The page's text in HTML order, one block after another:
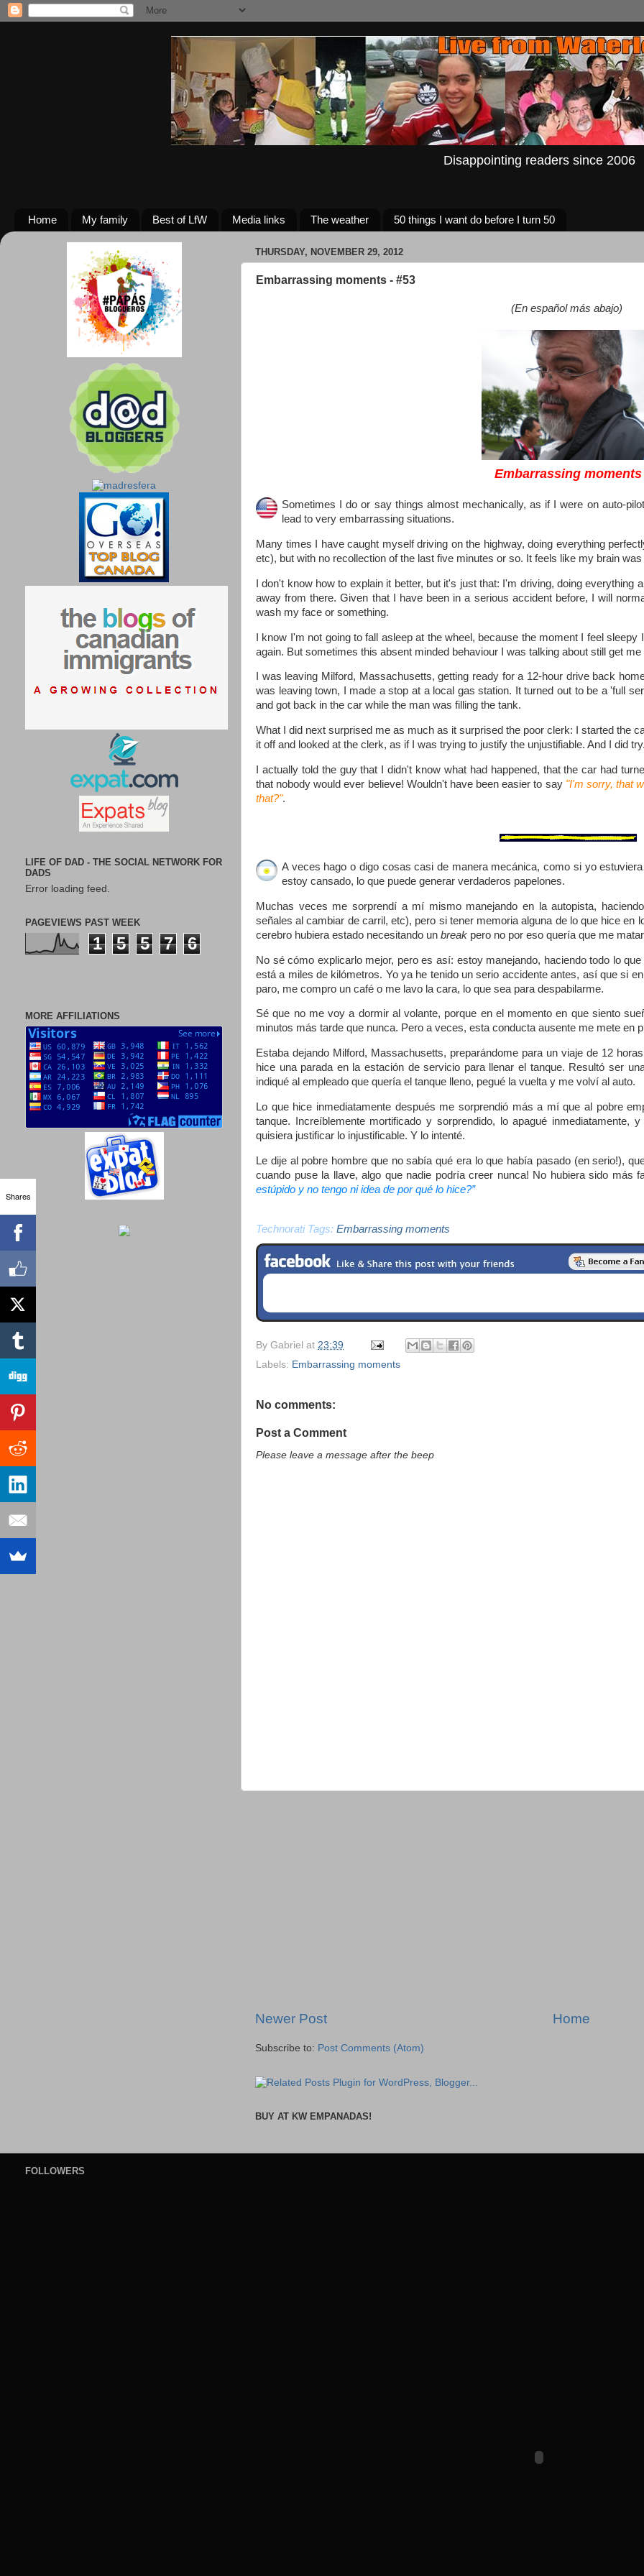
Disappointing readers since 2006
Home My family Best of LfW Media links The weather 50 things I want do before I turn 50
THURSDAY, NOVEMBER 29, 2012
Embarrassing moments - #53
(En español más abajo)
Embarrassing moments
Sometimes I do or say things almost mechanically, as if I were on auto-
lead to very embarrassing situations.
Many times I have caught myself driving on the highway, doing everything
etc), but with no recollection of the last five minutes or so. It feels like my brain
I don't know how to explain it better, but it's just that: I'm driving, doing
away from there. Given that I have been in a serious accident before, I will
wash my face or something.
I know I'm not going to fall asleep at the wheel, because the moment I feel
again. But sometimes this absent minded behaviour I was talking about still get me
I was leaving Milford, Massachusetts, getting ready for a 12-hour drive back
was leaving town, I made a stop at a local gas station. It turned out to be a 'full
and got back in the car while the man was filling the tank.
What I did next surprised me as much as it surprised the poor clerk: I started the
it off and looked at the clerk, as if I was trying to justify the unjustifiable. And I did try.
I actually told the guy that I didn't know what had happened, that the car had
that nobody would ever believe! Wouldn't have been easier to say "I'm sorry, that
that?".
A veces hago o digo cosas casi de manera mecánica, como si yo
estoy cansado, lo que puede generar verdaderos papelones.
Muchas veces me sorprendí a mí mismo manejando en la autopista,
señales al cambiar de carril, etc), pero si tener memoria alguna de lo que hice
cerebro hubiera estado necesitando un break pero no por eso quería que me
No sé cómo explicarlo mejor, pero es así: estoy manejando, haciendo todo lo
está a miles de kilómetros. Yo ya he tenido un serio accidente antes, así que si
paro, me compro un café o me lavo la cara, lo que sea para despabilarme.
Sé que no me voy a dormir al volante, porque en el momento en que siento
minutos más tarde que nunca. Pero a veces, esta conducta ausente me mete en
Estaba dejando Milford, Massachusetts, preparándome para un viaje de 12
hice una parada en la estación de servicio para llenar el tanque. Resultó ser
indiqué al empleado que quería el tanque lleno, pegué la vuelta y me volví al auto.
Lo que hice inmediatamente después me sorprendió más a mí que al pobre
tanque. Increíblemente mortificado y sorprendido, lo apagué
quisiera justificar lo injustificable. Y lo intenté.
Le dije al pobre hombre que no sabía qué era lo que había pasado (en serio!),
cuando puse la llave, algo que nadie podría creer nunca! No hubiera sido más
estúpido y no tengo ni idea de por qué lo hice?”
Technorati Tags: Embarrassing moments
By Gabriel at 23:39
Labels: Embarrassing moments
No comments:
Post a Comment
Please leave a message after the beep
Newer Post Home
Subscribe to: Post Comments (Atom)
BUY AT KW EMPANADAS!
LIFE OF DAD - THE SOCIAL NETWORK FOR
DADS
Error loading feed.
PAGEVIEWS PAST WEEK
1 5 5 7 6
MORE AFFILIATIONS
FOLLOWERS
Shares